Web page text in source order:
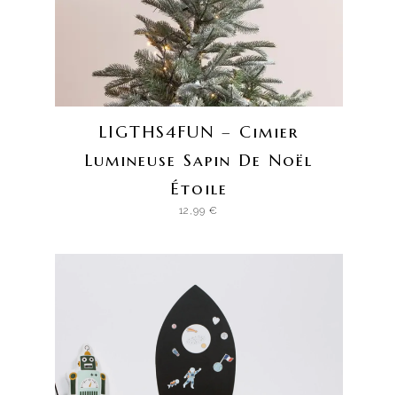
LIGTHS4FUN – Cimier
Lumineuse Sapin De Noël
Étoile
12,99 €